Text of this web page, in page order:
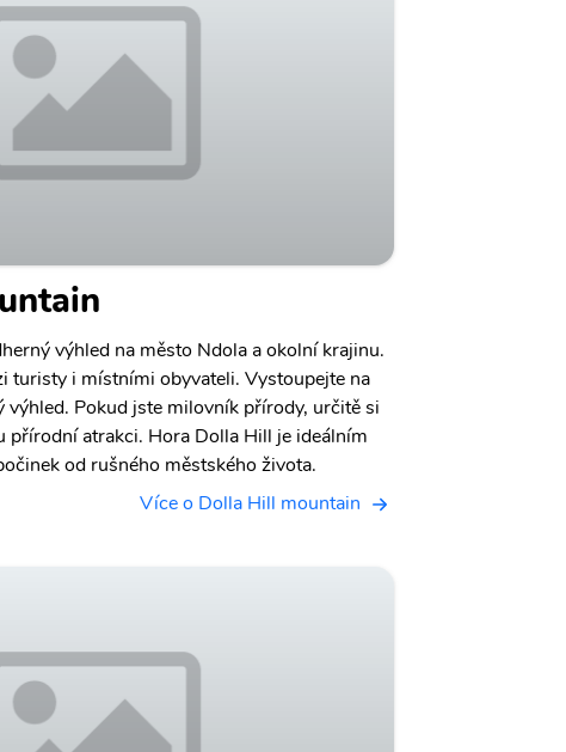
výhled na město Ndola a okolní krajinu.
turisty i místními obyvateli. Vystoupejte na
výhled. Pokud jste milovník přírody, určitě si
přírodní atrakci. Hora Dolla Hill je ideálním
od rušného městského života.
Více o Dolla Hill mountain